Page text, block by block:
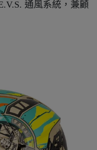
通風系統，兼顧